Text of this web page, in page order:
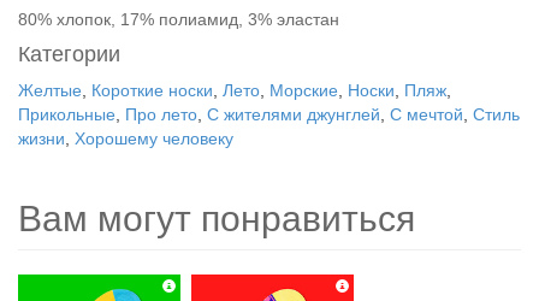
80% хлопок, 17% полиамид, 3% эластан
Категории
Желтые Короткие носки Лето Морские Носки Пляж
Прикольные
Про лето С жителями джунглей С мечтой Стиль
жизни
Хорошему человеку
Вам могут понравиться